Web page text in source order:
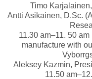
Timo
Antti Asikainen, D.Sc.
11.30 am–11. 50
manufacture with
Aleksey Kazmin,
11.50